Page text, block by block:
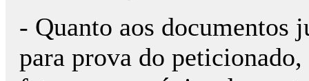
- Quanto aos documentos
para prova do peticionado,